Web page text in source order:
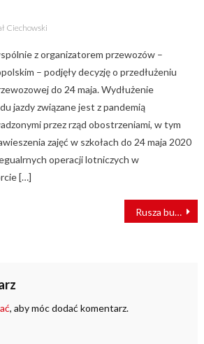
Ciechowski
z organizatorem przewozów –
– podjęły decyzję o przedłużeniu
do 24 maja. Wydłużenie
jazdy związane jest z pandemią
przez rząd obostrzeniami, w tym
zajęć w szkołach do 24 maja 2020
operacji lotniczych w
[…]
Rusza budowa Branżowego Centrum Umiejętności w Siedlcach
, aby móc dodać komentarz.